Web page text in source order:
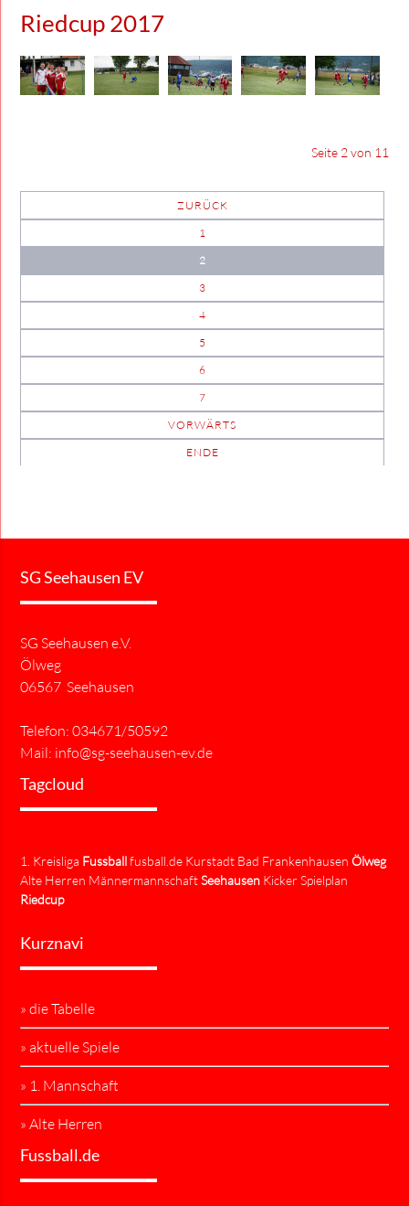
Riedcup 2017
Seite 2 von 11
ZURÜCK
1
2
3
4
5
6
7
VORWÄRTS
ENDE
SG Seehausen EV
SG Seehausen e.V.
Ölweg
06567 Seehausen
Telefon: 034671/50592
Mail: info@sg-seehausen-ev.de
Tagcloud
1. Kreisliga Fussballfusball.de Kurstadt Bad FrankenhausenÖlweg
Alte Herren MännermannschaftSeehausen Kicker Spielplan
Riedcup
Kurznavi
» die Tabelle
» aktuelle Spiele
» 1. Mannschaft
» Alte Herren
Fussball.de